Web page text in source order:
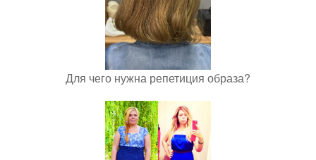
Для чего нужна репетиция образа?